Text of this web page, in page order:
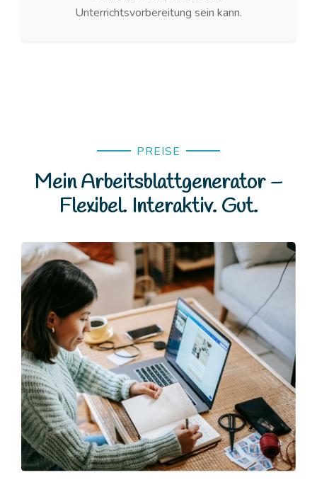
Unterrichtsvorbereitung sein kann.
PREISE
Mein Arbeitsblattgenerator –
Flexibel. Interaktiv. Gut.